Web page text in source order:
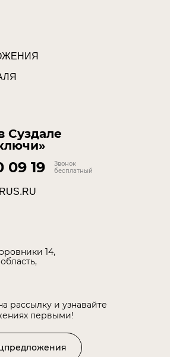
Суздале
09 19
Звонок
бесплатный
14,
рассылку и узнавайте
первыми!